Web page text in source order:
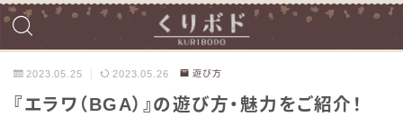
2023.05.25 2023.05.26 遊び方
『エラワ（BGA）』の遊び方・魅力をご紹介！